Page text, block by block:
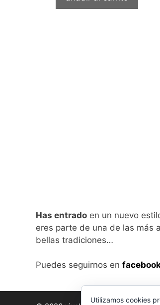
Has entrado en un nuevo
eres parte de una de las más
bellas tradiciones…
Puedes seguirnos en
Utilizamos cookies